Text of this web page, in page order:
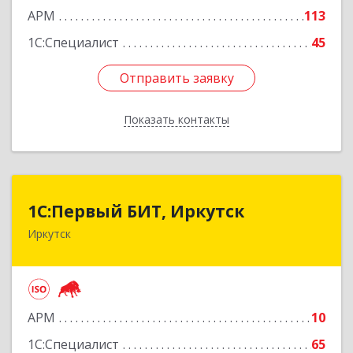
АРМ
113
1С:Специалист
45
Отправить заявку
Показать контакты
Подробнее
Отправить заявку
Назад
1С:Первый БИТ, Иркутск
Иркутск
АРМ
10
1С:Специалист
65
1С:Первый БИТ, Иркутск
664007, Иркутская обл, Иркутск г, Декабрьских